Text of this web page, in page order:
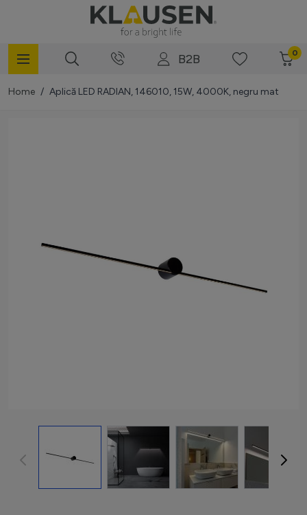
B2B 0
Home / Aplică LED RADIAN, 146010, 15W, 4000K, negru mat
View larger imageView larger imageView larger image